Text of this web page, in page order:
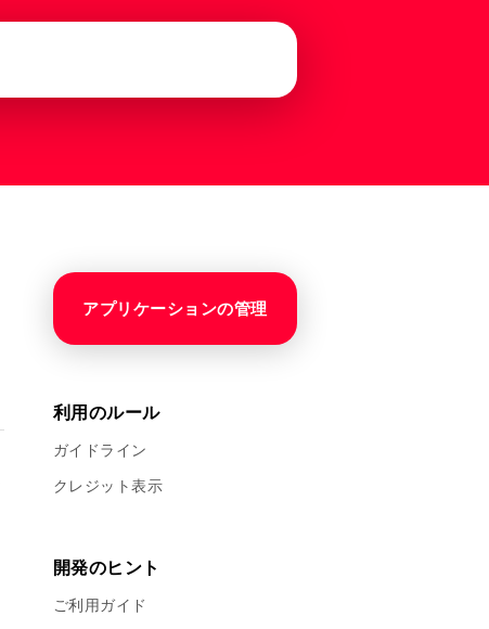
アプリケーションの管理
利用のルール
ガイドライン
クレジット表示
開発のヒント
ご利用ガイド